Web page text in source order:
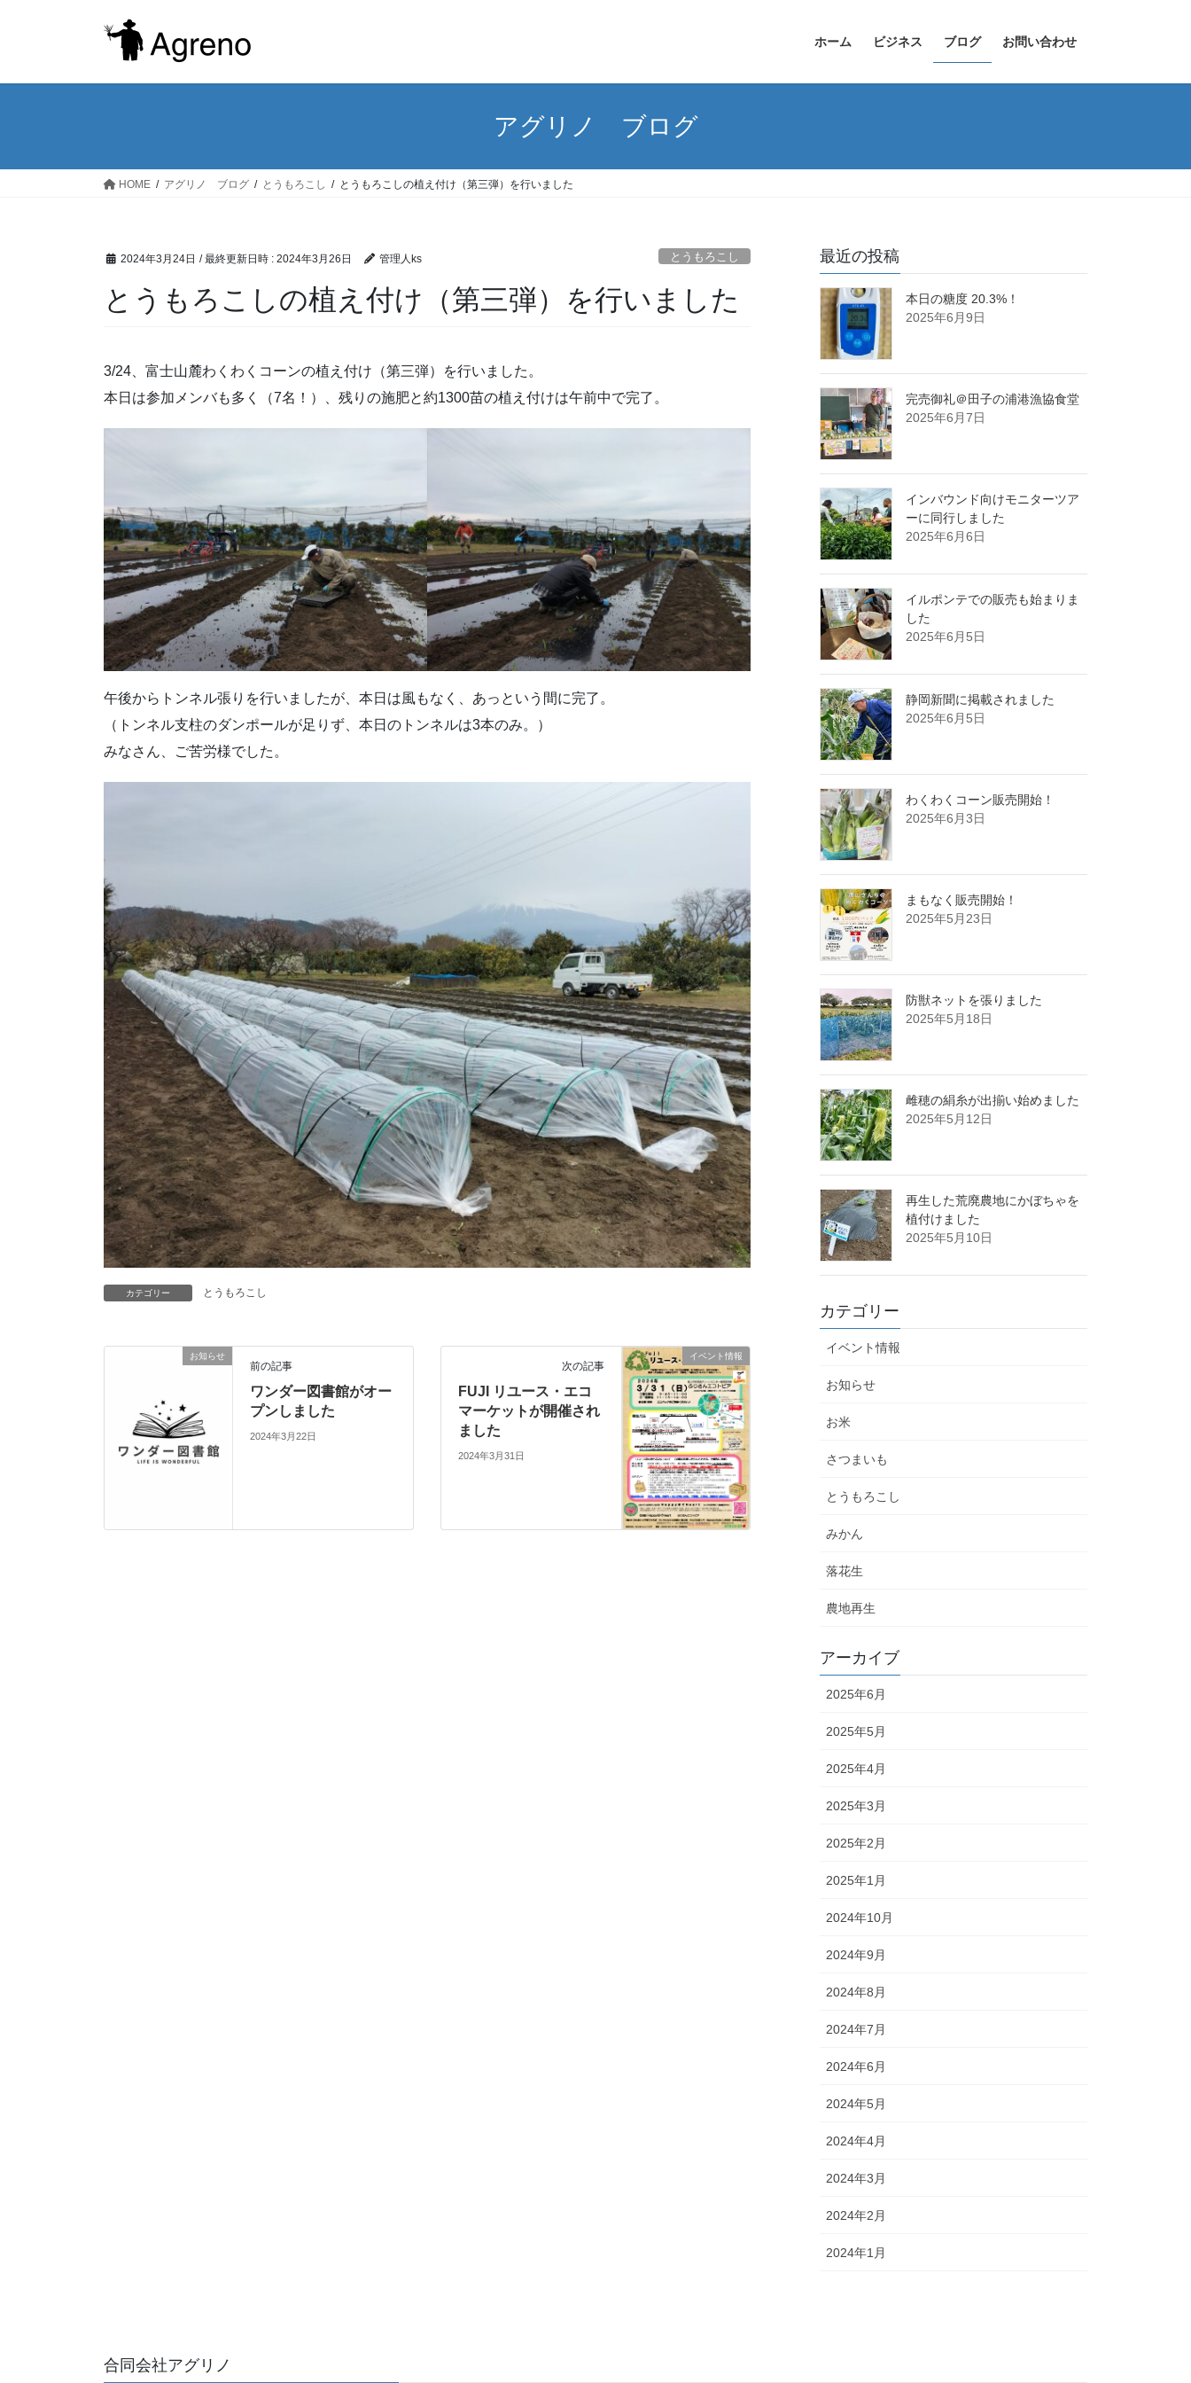
ホーム ビジネス ブログ お問い合わせ
アグリノ ブログ
HOME アグリノ ブログ とうもろこし とうもろこしの植え付け（第三弾）を行いました
2024年3月24日 / 最終更新日時 : 2024年3月26日 管理人ks とうもろこし
とうもろこしの植え付け（第三弾）を行いました
3/24、富士山麓わくわくコーンの植え付け（第三弾）を行いました。
本日は参加メンバも多く（7名！）、残りの施肥と約1300苗の植え付けは午前中で完了。
午後からトンネル張りを行いましたが、本日は風もなく、あっという間に完了。
（トンネル支柱のダンポールが足りず、本日のトンネルは3本のみ。）
みなさん、ご苦労様でした。
カテゴリー とうもろこし
お知らせ
前の記事
ワンダー図書館がオー
プンしました
2024年3月22日
イベント情報
次の記事
FUJI リユース・エコ
マーケットが開催され
ました
2024年3月31日
最近の投稿
本日の糖度 20.3%！
2025年6月9日
完売御礼＠田子の浦港漁協食堂
2025年6月7日
インバウンド向けモニターツア
ーに同行しました
2025年6月6日
イルポンテでの販売も始まりま
した
2025年6月5日
静岡新聞に掲載されました
2025年6月5日
わくわくコーン販売開始！
2025年6月3日
まもなく販売開始！
2025年5月23日
防獣ネットを張りました
2025年5月18日
雌穂の絹糸が出揃い始めました
2025年5月12日
再生した荒廃農地にかぼちゃを
植付けました
2025年5月10日
カテゴリー
イベント情報
お知らせ
お米
さつまいも
とうもろこし
みかん
落花生
農地再生
アーカイブ
2025年6月
2025年5月
2025年4月
2025年3月
2025年2月
2025年1月
2024年10月
2024年9月
2024年8月
2024年7月
2024年6月
2024年5月
2024年4月
2024年3月
2024年2月
2024年1月
合同会社アグリノ